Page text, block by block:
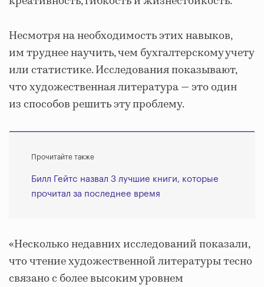
Несмотря на необходимость этих навыков,
им труднее научить, чем бухгалтерскому учету
или статистике. Исследования показывают,
что художественная литература — это один
из способов решить эту проблему.
Прочитайте также
Билл Гейтс назвал 3 лучшие книги, которые
прочитал за последнее время
«Несколько недавних исследований показали,
что чтение художественной литературы тесно
связано с более высоким уровнем